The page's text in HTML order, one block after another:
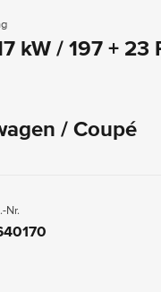
kW / 197 + 23
/ Coupé
Nr.